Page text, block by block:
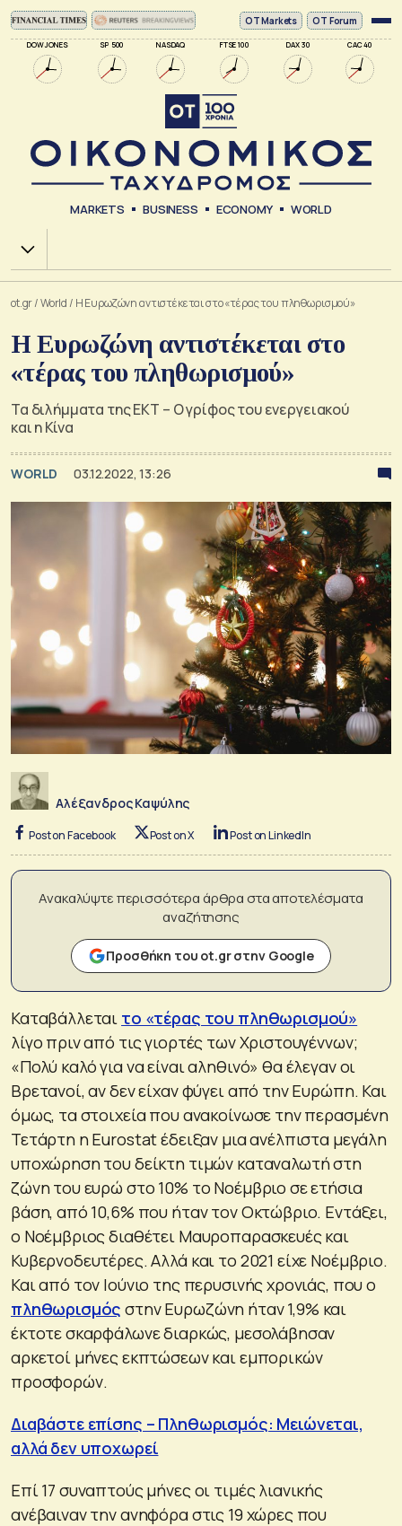
DOW JONES SP 500 NASDAQ FTSE 100 DAX 30 CAC 40
ΟΤ Markets OT Forum
MARKETS BUSINESS ECONOMY WORLD
Χ.Α.
ot.gr/World / Η Ευρωζώνη αντιστέκεται στο «τέρας του πληθωρισμού»
Η Ευρωζώνη αντιστέκεται στο
«τέρας του πληθωρισμού»
Τα διλήμματα της ΕΚΤ – Ο γρίφος του ενεργειακού
και η Κίνα
WORLD 03.12.2022, 13:26
Αλέξανδρος Καψύλης
Post on Facebook Post on X Post on LinkedIn
Ανακαλύψτε περισσότερα άρθρα στα αποτελέσματα
αναζήτησης
Προσθήκη του ot.gr στην Google
Καταβάλλεται το «τέρας του πληθωρισμού»
λίγο πριν από τις γιορτές των Χριστουγέννων;
«Πολύ καλό για να είναι αληθινό» θα έλεγαν οι
Βρετανοί, αν δεν είχαν φύγει από την Ευρώπη. Και
όμως, τα στοιχεία που ανακοίνωσε την περασμένη
Τετάρτη η Eurostat έδειξαν μια ανέλπιστα μεγάλη
υποχώρηση του δείκτη τιμών καταναλωτή στη
ζώνη του ευρώ στο 10% το Νοέμβριο σε ετήσια
βάση, από 10,6% που ήταν τον Οκτώβριο. Εντάξει,
ο Νοέμβριος διαθέτει Μαυροπαρασκευές και
Κυβερνοδευτέρες. Αλλά και το 2021 είχε Νοέμβριο.
Και από τον Ιούνιο της περυσινής χρονιάς, που ο
πληθωρισμός στην Ευρωζώνη ήταν 1,9% και
έκτοτε σκαρφάλωνε διαρκώς, μεσολάβησαν
αρκετοί μήνες εκπτώσεων και εμπορικών
προσφορών.
Διαβάστε επίσης – Πληθωρισμός: Μειώνεται,
αλλά δεν υποχωρεί
Επί 17 συναπτούς μήνες οι τιμές λιανικής
ανέβαιναν την ανηφόρα στις 19 χώρες που